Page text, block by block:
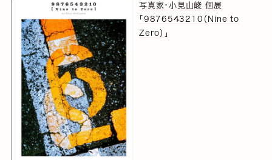
写真家・小見山峻 個展
「9876543210（Nine to
Zero）」